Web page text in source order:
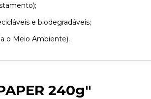
e biodegradáveis;
o Meio Ambiente).
240g"